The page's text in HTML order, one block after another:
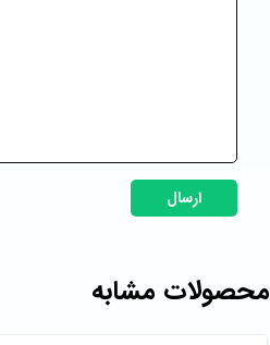
ارسال
محصولات مشابه